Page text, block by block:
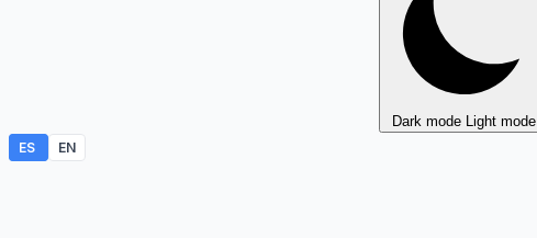
Dark mode Light mode
ES
EN